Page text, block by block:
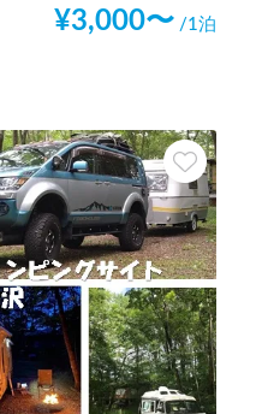
¥3,000〜 /1泊